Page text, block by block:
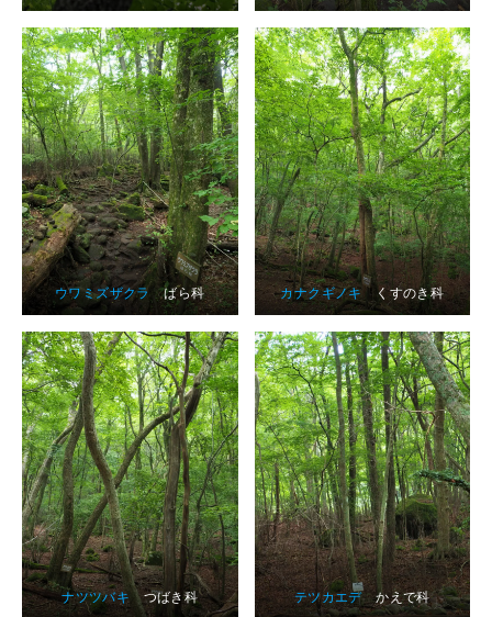
ウワミズザクラ ばら科 カナクギノキ くすのき科
ナツツバキ つばき科 テツカエデかえで科